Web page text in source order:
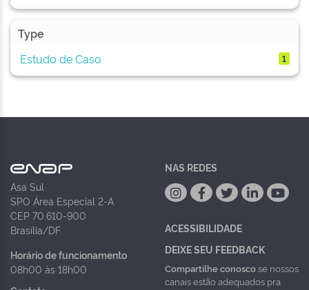
Type
Estudo de Caso
1
Asa Sul
SPO Área Especial 2-A
CEP 70.610-900
Brasília/DF
Horário de funcionamento
08h00 às 18h00
NAS REDES
ACESSIBILIDADE
DEIXE SEU FEEDBACK
Compartilhe conoscose nossos
canais estão adequados pra